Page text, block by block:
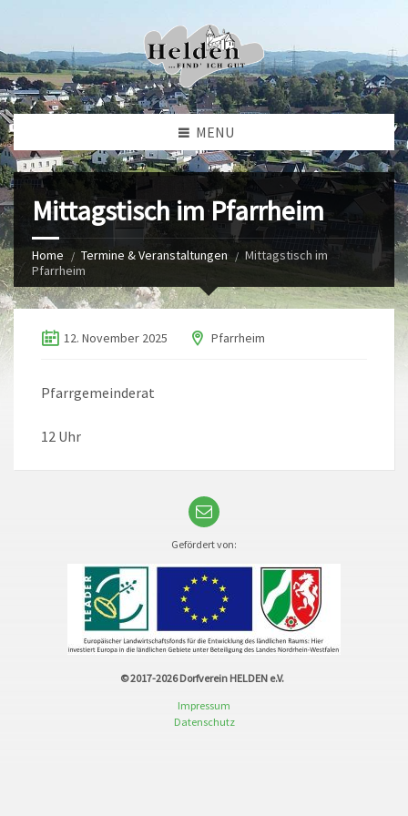
MENU
Mittagstisch im Pfarrheim
Home Termine & Veranstaltungen
Mittagstisch im
Pfarrheim
12. November 2025 Pfarrheim
Pfarrgemeinderat
12 Uhr
Gefördert von:
© 2017-2026Dorfverein HELDEN e.V.
Impressum
Datenschutz